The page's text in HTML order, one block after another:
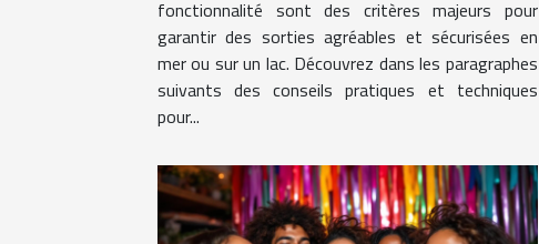
fonctionnalité sont des critères majeurs pour
garantir des sorties agréables et sécurisées en
mer ou sur un lac. Découvrez dans les paragraphes
suivants des conseils pratiques et techniques
pour...